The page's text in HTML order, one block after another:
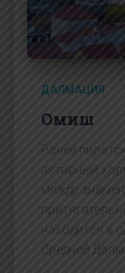
ДАЛМАЦИЯ
Омиш
Ранее
активный
между
находится в
Средней